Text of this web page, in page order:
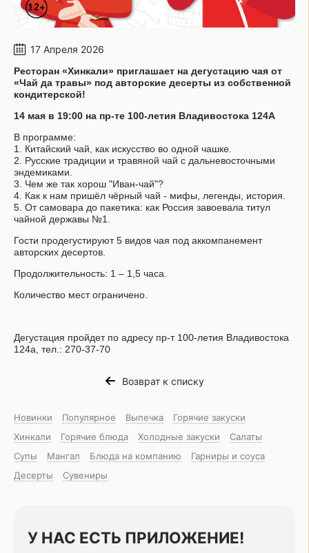
17 Апреля 2026
Ресторан «Хинкали» приглашает на дегустацию чая от
«Чай да травы» под авторские десерты из собственной
кондитерской!
14 мая в 19:00 на пр-те 100-летия Владивостока 124А
В программе:
1. Китайский чай, как искусство во одной чашке.
2. Русские традиции и травяной чай с дальневосточными
эндемиками.
3. Чем же так хорош "Иван-чай"?
4. Как к нам пришёл чёрный чай - мифы, легенды, история.
5. От самовара до пакетика: как Россия завоевала титул
чайной державы №1.
Гости продегустируют 5 видов чая под аккомпанемент
авторских десертов.
Продолжительность: 1 – 1,5 часа.
Количество мест ограничено.
Дегустация пройдет по адресу пр-т 100-летия Владивостока
124а, тел.: 270-37-70
Возврат к списку
Новинки Популярное Выпечка
Горячие закуски
Хинкали
Горячие блюда Холодные закуски
Салаты
Супы
Мангал Блюда на компанию
Гарниры и соуса
Десерты
Сувениры
У НАС ЕСТЬ ПРИЛОЖЕНИЕ!